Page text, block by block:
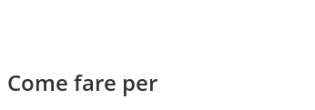
Come fare per